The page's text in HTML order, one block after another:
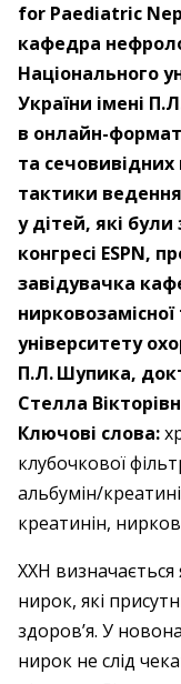
for Paediatric
кафедра
Національного
України імені
в онлайн-­
та
тактики
у дітей, які
конгресі ESPN,
завідувачка
університету
П.Л. Шупика,
Стелла
Ключові слова:
клубочкової
альбумін/
креатинін,
ХХН визначається
нирок, які
здоров’я. У
нирок не слід